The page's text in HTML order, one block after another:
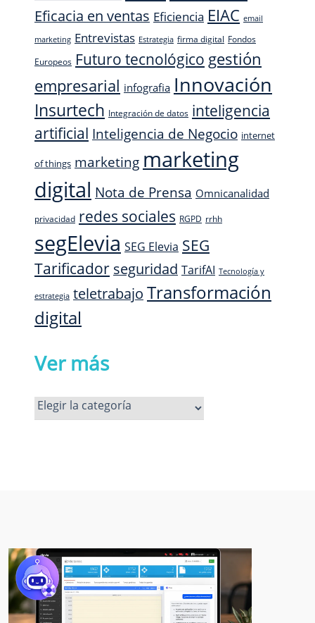
Eficacia en ventas Eficiencia EIAC email
marketing Entrevistas Estrategia firma digital Fondos
Europeos Futuro tecnológico gestión
empresarial infografia Innovación
Insurtech Integración de datos inteligencia
artificial Inteligencia de Negocio internet
of things marketing marketing
digital Nota de Prensa Omnicanalidad
privacidad redes sociales RGPD rrhh
segElevia SEG Elevia SEG
Tarificador seguridad TarifAI Tecnología y
estrategia teletrabajo Transformación
digital
Ver más
Ver
más